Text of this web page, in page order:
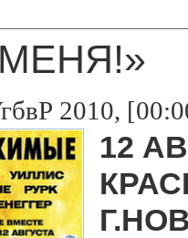
2010,
12